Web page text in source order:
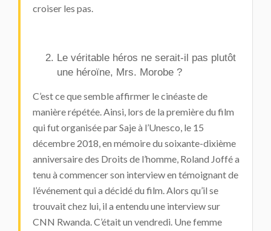
croiser les pas.
Le véritable héros ne serait-il pas plutôt
une héroïne, Mrs. Morobe ?
C’est ce que semble affirmer le cinéaste de
manière répétée. Ainsi, lors de la première du film
qui fut organisée par Saje à l’Unesco, le 15
décembre 2018, en mémoire du soixante-dixième
anniversaire des Droits de l’homme, Roland Joffé a
tenu à commencer son interview en témoignant de
l’événement qui a décidé du film. Alors qu’il se
trouvait chez lui, il a entendu une interview sur
CNN Rwanda. C’était un vendredi. Une femme